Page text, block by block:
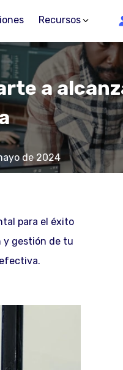
Recursos
a
de 2024
para el éxito
y gestión de tu